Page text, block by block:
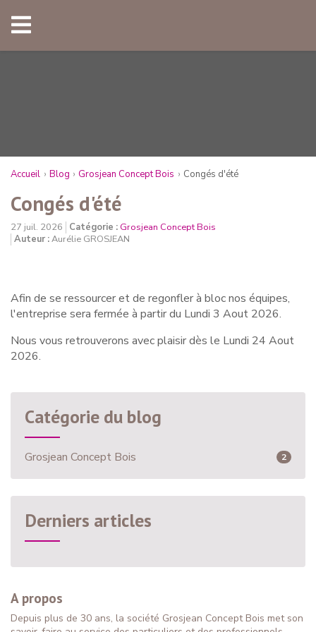
Accueil Blog Grosjean Concept Bois Congés d'été
Congés d'été
27 juil. 2026 Catégorie : Grosjean Concept Bois
Auteur :Aurélie GROSJEAN
Afin de se ressourcer et de regonfler à bloc nos équipes,
l'entreprise sera fermée à partir du Lundi 3 Aout 2026.
Nous vous retrouverons avec plaisir dès le Lundi 24 Aout
2026.
Catégorie du blog
Grosjean Concept Bois 2
Derniers articles
A propos
Depuis plus de 30 ans, la société Grosjean Concept Bois met son